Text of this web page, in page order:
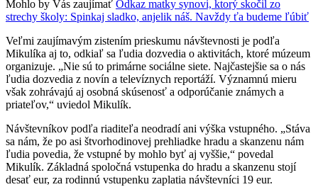
Mohlo by Vás zaujímať Odkaz matky synovi, ktorý skočil zo
strechy školy: Spinkaj sladko, anjelik náš. Navždy ťa budeme ľúbiť
Veľmi zaujímavým zistením prieskumu návštevnosti je podľa
Mikulíka aj to, odkiaľ sa ľudia dozvedia o aktivitách, ktoré múzeum
organizuje. „Nie sú to primárne sociálne siete. Najčastejšie sa o nás
ľudia dozvedia z novín a televíznych reportáží. Významnú mieru
však zohrávajú aj osobná skúsenosť a odporúčanie známych a
priateľov,“ uviedol Mikulík.
Návštevníkov podľa riaditeľa neodradí ani výška vstupného. „Stáva
sa nám, že po asi štvorhodinovej prehliadke hradu a skanzenu nám
ľudia povedia, že vstupné by mohlo byť aj vyššie,“ povedal
Mikulík. Základná spoločná vstupenka do hradu a skanzenu stojí
desať eur, za rodinnú vstupenku zaplatia návštevníci 19 eur.